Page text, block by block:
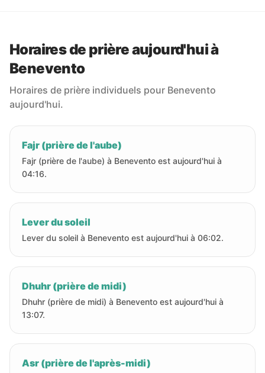
Horaires de prière aujourd'hui à
Benevento
Horaires de prière individuels pour Benevento
aujourd'hui.
Fajr (prière de l'aube)
Fajr (prière de l'aube) à Benevento est aujourd'hui à
04:16.
Lever du soleil
Lever du soleil à Benevento est aujourd'hui à 06:02.
Dhuhr (prière de midi)
Dhuhr (prière de midi) à Benevento est aujourd'hui à
13:07.
Asr (prière de l'après-midi)